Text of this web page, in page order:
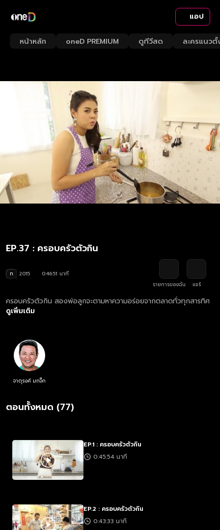
แอป
หน้าหลัก oneD PREMIUM ดูทีวีสด ละครแนวตั้
EP.37 : ครอบครัวตัวกิน
ท 2015
0:46:51 นาที
รายการของฉัน
แชร์
ครอบครัวตัวกิน สองพ่อลูกจะตามหาความอร่อยจากตลาดทั่วทุกสารทิศ
ดูเพิ่มเติม
จาตุรงค์ มกจ๊ก
ตอนทั้งหมด (77)
EP.1 : ครอบครัวตัวกิน
0:45:54 นาที
EP.2 : ครอบครัวตัวกิน
0:43:33 นาที